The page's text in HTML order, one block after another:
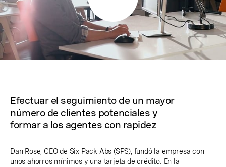
Efectuar el seguimiento de un mayor
número de clientes potenciales y
formar a los agentes con rapidez
Dan Rose, CEO de Six Pack Abs (SPS), fundó la empresa con
unos ahorros mínimos y una tarjeta de crédito. En la